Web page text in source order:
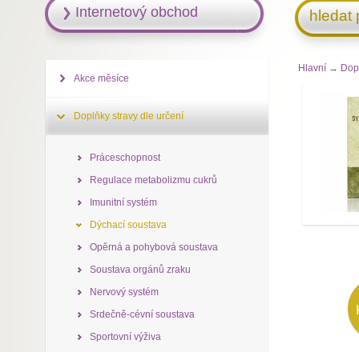
hledat
Hlavní →
Internetový obchod
Akce měsíce
Doplňky stravy dle určení
Práceschopnost
Regulace metabolizmu cukrů
Imunitní systém
Dýchací soustava
Opěrná a pohybová soustava
Soustava orgánů zraku
Nervový systém
Srdečně-cévní soustava
Sportovní výživa